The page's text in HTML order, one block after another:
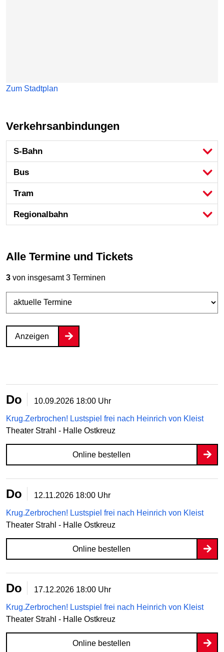
Zum Stadtplan
Verkehrsanbindungen
S-Bahn
Bus
Tram
Regional­bahn
Alle Termine und Tickets
3 von insgesamt 3 Terminen
Anzeigen
Do 10.09.2026 18:00 Uhr
Krug.Zerbrochen! Lustspiel frei nach Heinrich von Kleist
Theater Strahl - Halle Ostkreuz
Online bestellen
Do 12.11.2026 18:00 Uhr
Krug.Zerbrochen! Lustspiel frei nach Heinrich von Kleist
Theater Strahl - Halle Ostkreuz
Online bestellen
Do 17.12.2026 18:00 Uhr
Krug.Zerbrochen! Lustspiel frei nach Heinrich von Kleist
Theater Strahl - Halle Ostkreuz
Online bestellen